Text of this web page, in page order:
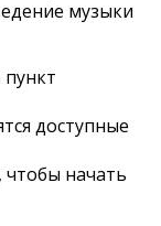
музыки
доступные
начать